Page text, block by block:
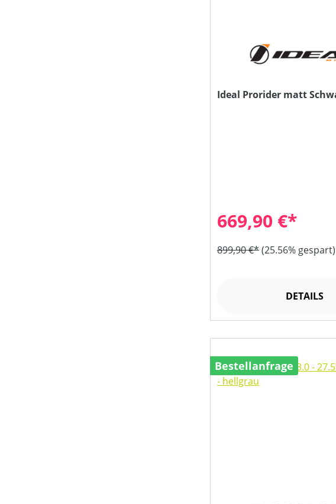
Ideal Prorider matt
669,90 €*
899,90 €*(25.56% gespart)
DETAILS
Bestellanfrage